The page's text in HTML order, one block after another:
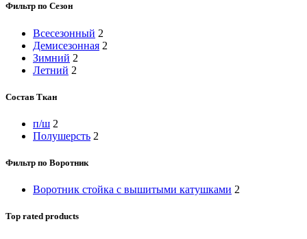
Фильтр по Сезон
Всесезонный 2
Демисезонная 2
Зимний 2
Летний 2
Состав Ткан
п/ш 2
Полушерсть 2
Фильтр по Воротник
Воротник стойка с вышитыми катушками 2
Top rated products